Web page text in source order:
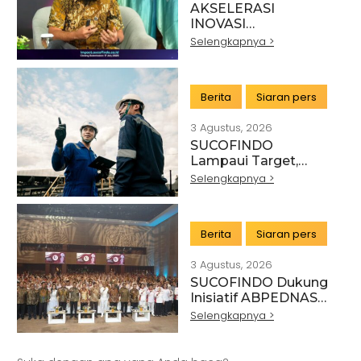
AKSELERASI
INOVASI
TEKNOLOGI,
TRANSFORMASI
LAYANAN TIC
TINGGI
Selengkapnya >
Berita Siaran pers
3 Agustus, 2026
SUCOFINDO
Lampaui Target,
RUPS Sahkan Kinerja
Selengkapnya >
Berita Siaran pers
3 Agustus, 2026
SUCOFINDO Dukung
Inisiatif ABPEDNAS
melalui Program
Selengkapnya >
Artikel Pertanian
Kehutanan
Kesehatan
Kelautan dan Perikanan